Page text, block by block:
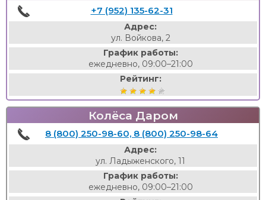
+7 (952) 135-62-31
Адрес:
ул. Войкова, 2
График работы:
ежедневно, 09:00–21:00
Рейтинг:
Колёса Даром
8 (800) 250-98-60, 8 (800) 250-98-64
Адрес:
ул. Ладыженского, 11
График работы:
ежедневно, 09:00–21:00